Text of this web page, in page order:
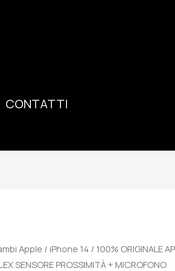
CONTATTI
Apple / iPhone 14 / 100% ORIGINALE
SENSORE PROSSIMITÀ + MICROFONO